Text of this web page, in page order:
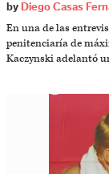
by Diego Casas
En una de las
penitenciaría de
Kaczynski adelantó